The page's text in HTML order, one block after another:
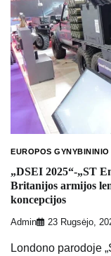
EUROPOS
„DSEI 2025“-„ST
Britanijos armijos
koncepcijos
Admin 23 Rugsėjo,
Londono parodoje